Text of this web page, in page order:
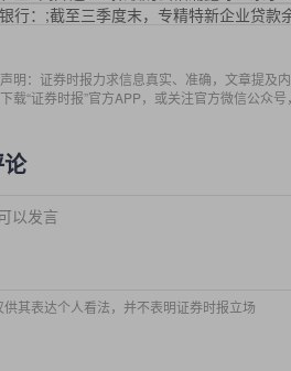
行：;截至三季度末，专精特新企业贷
声明：证券时报力求信息真实、准确，文章提及
下载“证券时报”官方APP，或关注官方微信公众
以发言
供其表达个人看法，并不表明证券时报立场